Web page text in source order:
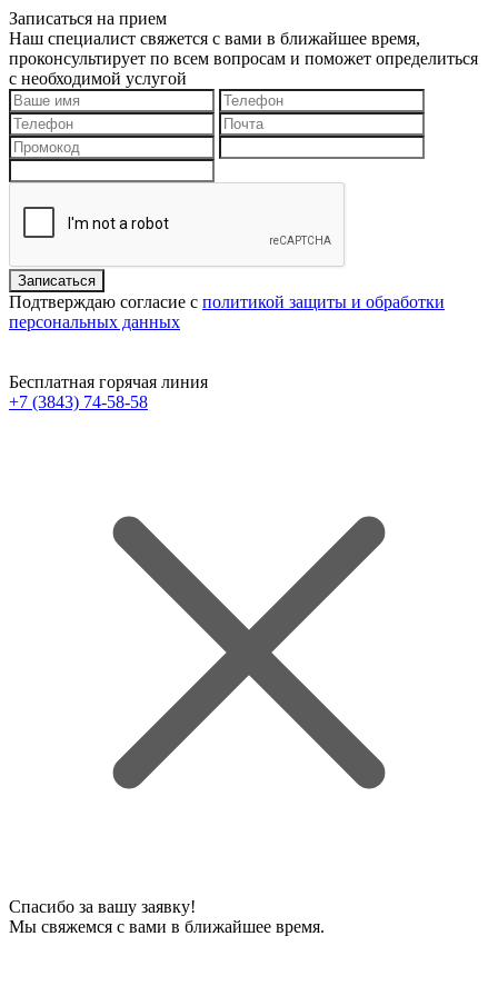
Записаться на прием
Наш специалист свяжется с вами в ближайшее время,
проконсультирует по всем вопросам и поможет определиться
с необходимой услугой
Подтверждаю согласие с политикой защиты и обработки
персональных данных
Бесплатная горячая линия
+7 (3843) 74-58-58
Спасибо за вашу заявку!
Мы свяжемся с вами в ближайшее время.